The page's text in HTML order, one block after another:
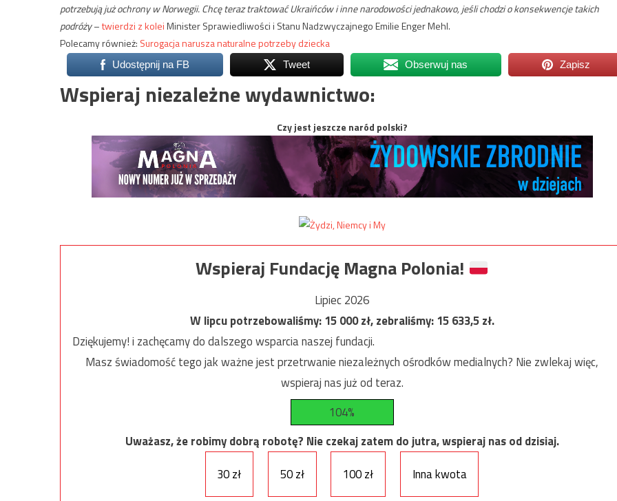
potrzebują już ochrony w Norwegii.Chcę teraz traktować Ukraińców i inne narodowości jednakowo, jeśli chodzi o konsekwencje takich
podróży–twierdzi z koleiMinister Sprawiedliwości i Stanu Nadzwyczajnego Emilie Enger Mehl.
Polecamy również: Surogacja narusza naturalne potrzeby dziecka
Udostępnij na FB Tweet Obserwuj nas Zapisz
Wspieraj niezależne wydawnictwo:
Czy jest jeszcze naród polski?
Wspieraj Fundację Magna Polonia!
Lipiec 2026
W lipcu potrzebowaliśmy:15 000zł, zebraliśmy:15 633,5zł.
Dziękujemy! i zachęcamy do dalszego wsparcia naszej fundacji.
Masz świadomość tego jak ważne jest przetrwanie niezależnych ośrodków medialnych? Nie zwlekaj więc,
wspieraj nas już od teraz.
104%
Uważasz, że robimy dobrą robotę? Nie czekaj zatem do jutra, wspieraj nas od dzisiaj.
30 zł
50 zł 100 zł
Inna kwota